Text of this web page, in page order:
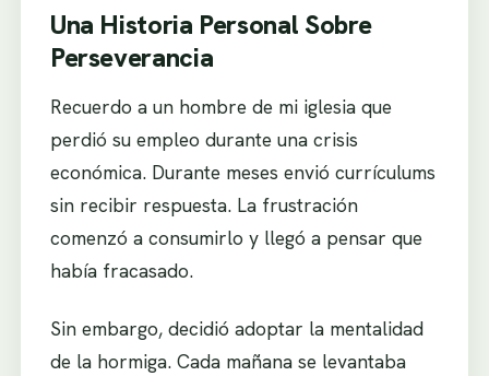
Una Historia Personal Sobre
Perseverancia
Recuerdo a un hombre de mi iglesia que
perdió su empleo durante una crisis
económica. Durante meses envió currículums
sin recibir respuesta. La frustración
comenzó a consumirlo y llegó a pensar que
había fracasado.
Sin embargo, decidió adoptar la mentalidad
de la hormiga. Cada mañana se levantaba